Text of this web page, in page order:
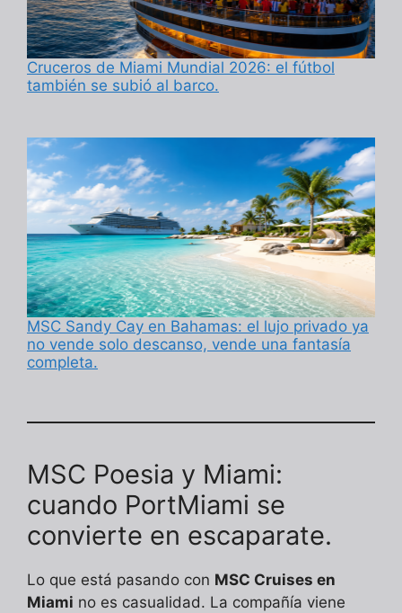
Cruceros de Miami Mundial 2026: el fútbol
también se subió al barco.
MSC Sandy Cay en Bahamas: el lujo privado ya
no vende solo descanso, vende una fantasía
completa.
MSC Poesia y Miami:
cuando PortMiami se
convierte en escaparate.
Lo que está pasando con MSC Cruises en
Miami no es casualidad. La compañía viene